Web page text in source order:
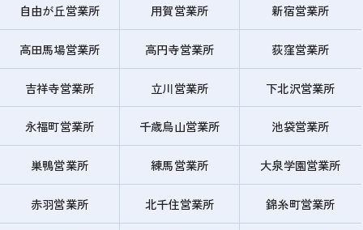
自由が丘営業所 用賀営業所 新宿営業所
高田馬場営業所 高円寺営業所 荻窪営業所
吉祥寺営業所 立川営業所 下北沢営業所
永福町営業所 千歳烏山営業所 池袋営業所
巣鴨営業所 練馬営業所 大泉学園営業所
赤羽営業所 北千住営業所 錦糸町営業所